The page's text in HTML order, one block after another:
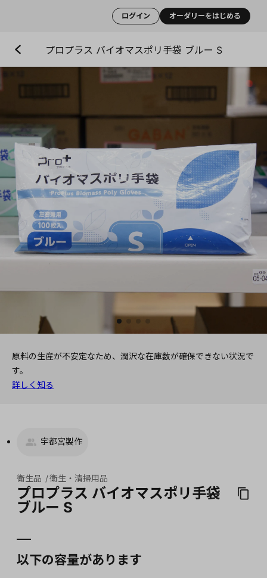
ログイン オーダリーをはじめる
プロプラス バイオマスポリ手袋 ブルー S
原料の生産が不安定なため、潤沢な在庫数が確保できない状況で
す。
詳しく知る
宇都宮製作
衛生品 衛生・清掃用品
プロプラス バイオマスポリ手袋
ブルー S
以下の容量があります